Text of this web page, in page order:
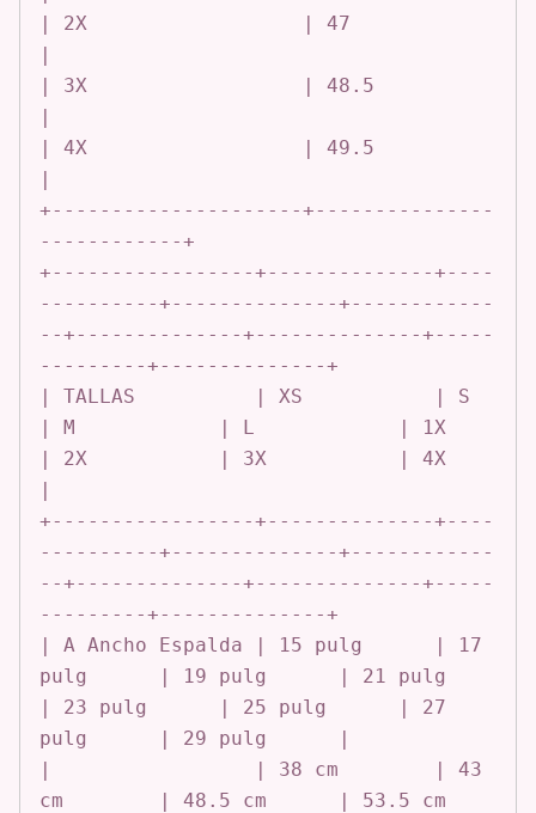
| 2X                  | 47
|
| 3X                  | 48.5
|
| 4X                  | 49.5
|
+---------------------+---------------
------------+
+-----------------+--------------+----
----------+--------------+------------
--+--------------+--------------+-----
---------+--------------+
| TALLAS          | XS           | S
| M            | L            | 1X
| 2X           | 3X           | 4X
|
+-----------------+--------------+----
----------+--------------+------------
--+--------------+--------------+-----
---------+--------------+
| A Ancho Espalda | 15 pulg      | 17
pulg      | 19 pulg      | 21 pulg
| 23 pulg      | 25 pulg      | 27
pulg      | 29 pulg      |
|                 | 38 cm        | 43
cm        | 48.5 cm      | 53.5 cm